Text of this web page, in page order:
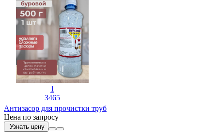
1
3465
Антизасор для прочистки труб
Цена по запросу
Узнать цену